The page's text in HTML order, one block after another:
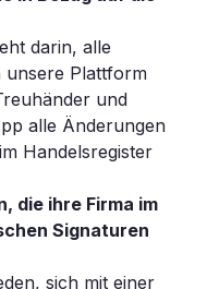
darin, alle
unsere Plattform
und
alle Änderungen
Handelsregister
die ihre Firma im
Signaturen
sich mit einer